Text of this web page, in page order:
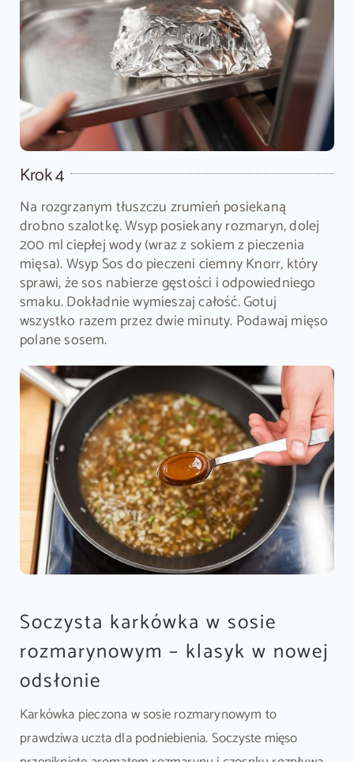
Krok 4
Na rozgrzanym tłuszczu zrumień posiekaną
drobno szalotkę. Wsyp posiekany rozmaryn, dolej
200 ml ciepłej wody (wraz z sokiem z pieczenia
mięsa). Wsyp Sos do pieczeni ciemny Knorr, który
sprawi, że sos nabierze gęstości i odpowiedniego
smaku. Dokładnie wymieszaj całość. Gotuj
wszystko razem przez dwie minuty. Podawaj mięso
polane sosem.
Soczysta karkówka w sosie
rozmarynowym – klasyk w nowej
odsłonie
Karkówka pieczona w sosie rozmarynowym to
prawdziwa uczta dla podniebienia. Soczyste mięso